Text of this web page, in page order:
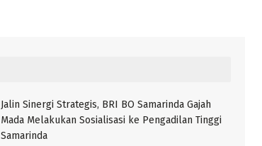
Jalin Sinergi Strategis, BRI BO Samarinda Gajah
Mada Melakukan Sosialisasi ke Pengadilan Tinggi
Samarinda